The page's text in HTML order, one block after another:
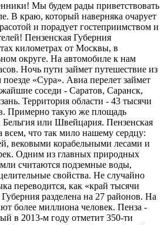
Мы будем рады приветствовать
В краю, который наверняка очарует
и порадует гостеприимством и
Пензенская Губерния
километрах от Москвы, в
округе. На автомобиле к нам
Ночь пути займет путешествие из
«Сура». Авиа перелет займет
соседи - Саратов, Саранск,
Территория области - 43 тысячи
Примерно такую же площадь
или Швейцария. Пензенская
всем, что так мило нашему сердцу:
вековыми корабельными лесами и
Одним из главных природных
считаются подземные воды,
свойства. Не случайно
переводится, как «край тысячи
разделена на 27 районов. На
более миллиона человек. Пенза -
в 2013-м году отметит 350-ти